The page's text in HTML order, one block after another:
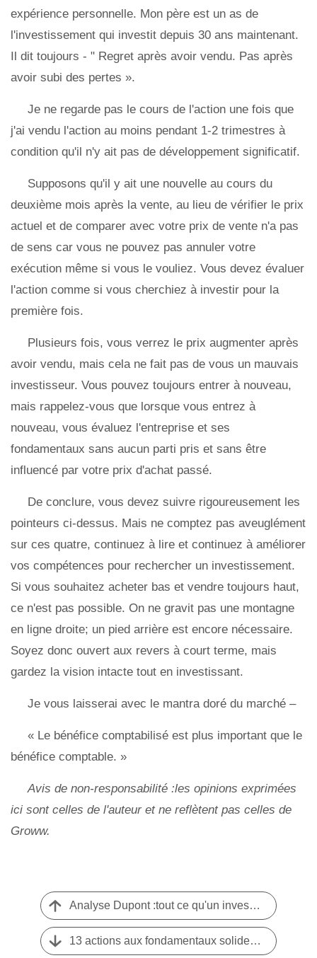
expérience personnelle. Mon père est un as de
l'investissement qui investit depuis 30 ans maintenant.
Il dit toujours - " Regret après avoir vendu. Pas après
avoir subi des pertes ».
Je ne regarde pas le cours de l'action une fois que
j'ai vendu l'action au moins pendant 1-2 trimestres à
condition qu'il n'y ait pas de développement significatif.
Supposons qu'il y ait une nouvelle au cours du
deuxième mois après la vente, au lieu de vérifier le prix
actuel et de comparer avec votre prix de vente n'a pas
de sens car vous ne pouvez pas annuler votre
exécution même si vous le vouliez. Vous devez évaluer
l'action comme si vous cherchiez à investir pour la
première fois.
Plusieurs fois, vous verrez le prix augmenter après
avoir vendu, mais cela ne fait pas de vous un mauvais
investisseur. Vous pouvez toujours entrer à nouveau,
mais rappelez-vous que lorsque vous entrez à
nouveau, vous évaluez l'entreprise et ses
fondamentaux sans aucun parti pris et sans être
influencé par votre prix d'achat passé.
De conclure, vous devez suivre rigoureusement les
pointeurs ci-dessus. Mais ne comptez pas aveuglément
sur ces quatre, continuez à lire et continuez à améliorer
vos compétences pour rechercher un investissement.
Si vous souhaitez acheter bas et vendre toujours haut,
ce n'est pas possible. On ne gravit pas une montagne
en ligne droite; un pied arrière est encore nécessaire.
Soyez donc ouvert aux revers à court terme, mais
gardez la vision intacte tout en investissant.
Je vous laisserai avec le mantra doré du marché –
« Le bénéfice comptabilisé est plus important que le
bénéfice comptable. »
Avis de non-responsabilité :les opinions exprimées
ici sont celles de l'auteur et ne reflètent pas celles de
Groww.
Analyse Dupont :tout ce qu'un investisseur en actions doit savoir
13 actions aux fondamentaux solides qui pourraient enregistrer des rendements stables en 2020